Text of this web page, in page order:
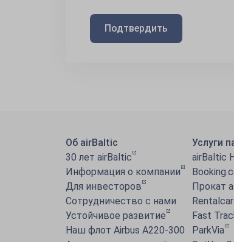
Подтвердить
Об airBaltic
30 лет airBaltic
Информация o компании
Для инвесторов
Сотрудничество с нами
Устойчивое развитие
Наш флот Airbus A220-300
Услуги
airBaltic
Прокат
Fast
ParkVia